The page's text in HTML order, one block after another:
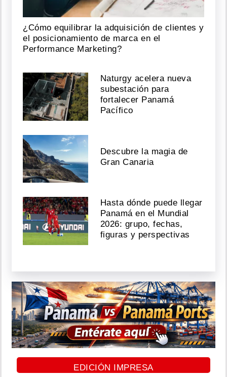
¿Cómo equilibrar la adquisición de clientes y
el posicionamiento de marca en el
Performance Marketing?
Naturgy acelera nueva
subestación para
fortalecer Panamá
Pacífico
Descubre la magia de
Gran Canaria
Hasta dónde puede llegar
Panamá en el Mundial
2026: grupo, fechas,
figuras y perspectivas
EDICIÓN IMPRESA